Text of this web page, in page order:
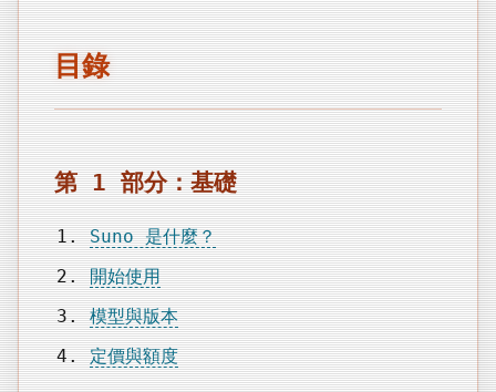
目錄
第 1 部分：基礎
Suno 是什麼？
開始使用
模型與版本
定價與額度